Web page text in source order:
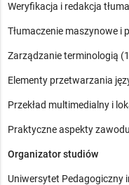
Weryfikacja i redakcja
Tłumaczenie maszynowe i
Zarządzanie terminologią
Elementy przetwarzania
Przekład multimedialny i
Praktyczne aspekty
Organizator studiów
Uniwersytet Pedagogiczny